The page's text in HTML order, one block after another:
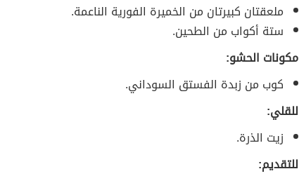
ملعقتان كبيرتان من الخميرة الفورية الناعمة.
ستة أكواب من الطحين.
مكونات الحشو:
كوب من زبدة الفستق السوداني.
للقلي:
زيت الذرة.
للتقديم: